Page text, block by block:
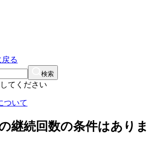
戻る
検索
てください
ついて
継続回数の条件はありま